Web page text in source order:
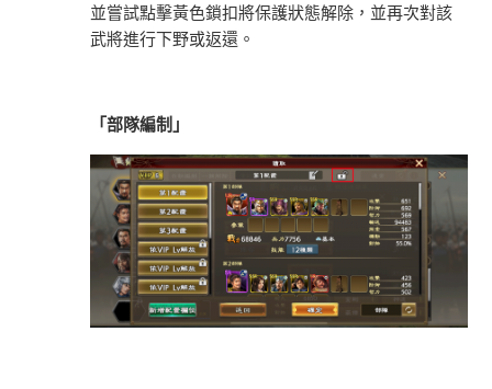
並嘗試點擊黃色鎖扣將保護狀態解除，並再次對該
武將進行下野或返還。
「部隊編制」